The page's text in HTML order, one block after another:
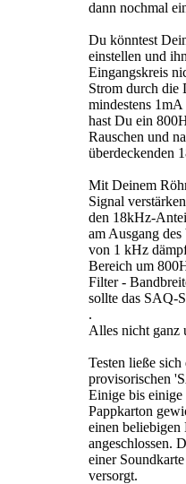
dann nochmal
Du könntest
einstellen und
Eingangskreis
Strom durch die
mindestens
hast Du ein
Rauschen und
überdeckenden
Mit Deinem
Signal
den 18kHz-
am Ausgang
von 1 kHz
Bereich um
Filter -
sollte das SAQ-
.
Alles nicht ganz
Testen ließe
provisorischen
Einige bis
Pappkarton
einen beliebigen
angeschlossen.
einer
versorgt.